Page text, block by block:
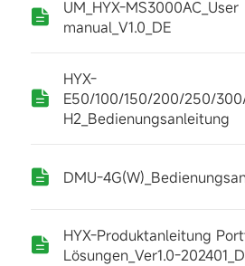
UM_HYX-MS3000AC_User
manual_V1.0_DE
HYX-
E50/100/150/200/250/
H2_Bedienungsanleitung
DMU-
HYX-Produktanleitung
Lösungen_Ver1.0-